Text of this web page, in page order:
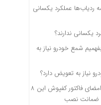
ردیاب‌ها عملکرد یکسانی
یکسانی ندارند؟
شمع خودرو نیاز به
نیاز به تعویض دارد؟
قبل از امضای فاکتور کفپوش این ۸
تا ضمانت نصب